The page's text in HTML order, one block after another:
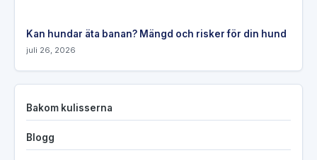
Kan hundar äta banan? Mängd och risker för din hund
juli 26, 2026
Bakom kulisserna
Blogg